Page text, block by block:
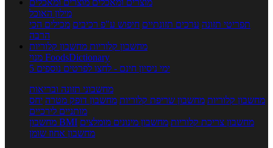
מוצרים ומאכלים מוצרים ומאכלים
מילון האוכל
תפריטי תזונה ערכים תזונתיים חיפוש ע"פ רכיבים מכילים הכי
הרבה
מחשבון קלוריות מחשבון קלוריות
מנוי FoodsDictionary
5 ימי ניסיון חינם - לחצו לפרטים נוספים
מחשבוני תזונה ובריאות
מחשבון קלוריות מחשבון שריפת קלוריות מחשבון דופק מטרה יחס
מותניים לירכיים
מחשבון BMI
מחשבון צריכת קלוריות מחשבון מינונים מומלצים
מחשבון אחוז שומן